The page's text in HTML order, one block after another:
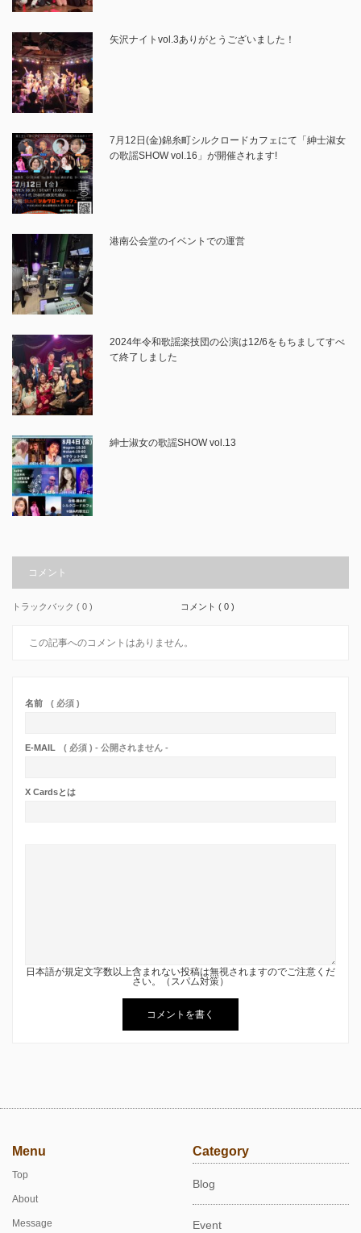
矢沢ナイトvol.3ありがとうございました！
7月12日(金)錦糸町シルクロードカフェにて「紳士淑女
の歌謡SHOW vol.16」が開催されます!
港南公会堂のイベントでの運営
2024年令和歌謡楽技団の公演は12/6をもちましてすべ
て終了しました
紳士淑女の歌謡SHOW vol.13
コメント
トラックバック ( 0 ) コメント ( 0 )
この記事へのコメントはありません。
名前 ( 必須 )
E-MAIL ( 必須 ) - 公開されません -
X Cardsとは
日本語が規定文字数以上含まれない投稿は無視されますのでご注意くだ
さい。（スパム対策）
Menu
Top
About
Message
Category
Blog
Event